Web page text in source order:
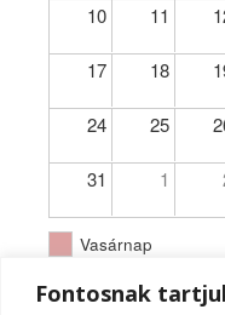
Fontosnak
10 11
17 18
24 25
31 1
Vasárnap